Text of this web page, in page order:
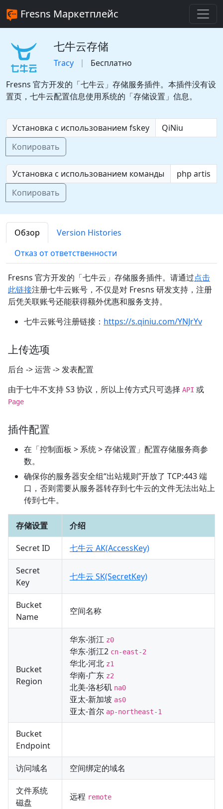
Fresns Маркетплейс
七牛云存储
Tracy
Бесплатно
Fresns 官方开发的「七牛云」存储服务插件。本插件没有设
置页，七牛云配置信息使用系统的「存储设置」信息。
Установка с использованием fskey
Копировать
Установка с использованием команды
Копировать
Обзор
Version Histories
Отказ от ответственности
Fresns 官方开发的「七牛云」存储服务插件。请通过点击
此链接注册七牛云账号，不仅是对 Fresns 研发支持，注册
后凭关联账号还能获得额外优惠和服务支持。
七牛云账号注册链接： https://s.qiniu.com/YNJrYv
上传选项
后台 -> 运营 -> 发表配置
由于七牛不支持 S3 协议，所以上传方式只可选择 API 或
Page
插件配置
在「控制面板 > 系统 > 存储设置」配置存储服务商参
数。
确保你的服务器安全组“出站规则”开放了 TCP:443 端
口，否则需要从服务器转存到七牛云的文件无法出站上
传到七牛。
存储设置 介绍
Secret ID 七牛云 AK(AccessKey)
Secret
Key
七牛云 SK(SecretKey)
Bucket
Name
空间名称
Bucket
Region
华东-浙江 z0
华东-浙江2 cn-east-2
华北-河北 z1
华南-广东 z2
北美-洛杉矶 na0
亚太-新加坡 as0
亚太-首尔 ap-northeast-1
Bucket
Endpoint
访问域名 空间绑定的域名
文件系统
磁盘
远程 remote